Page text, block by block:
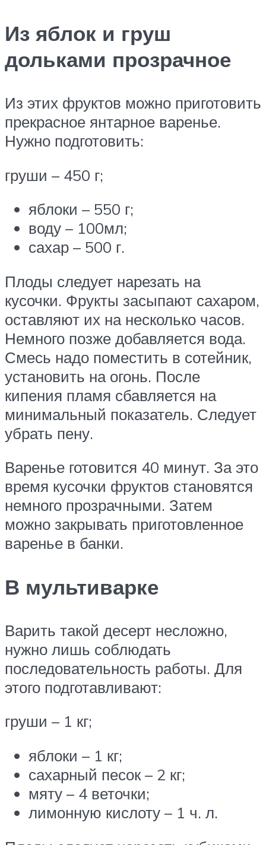
Из яблок и груш
дольками прозрачное
Из этих фруктов можно приготовить
прекрасное янтарное варенье.
Нужно подготовить:
груши – 450 г;
яблоки – 550 г;
воду – 100мл;
сахар – 500 г.
Плоды следует нарезать на
кусочки. Фрукты засыпают сахаром,
оставляют их на несколько часов.
Немного позже добавляется вода.
Смесь надо поместить в сотейник,
установить на огонь. После
кипения пламя сбавляется на
минимальный показатель. Следует
убрать пену.
Варенье готовится 40 минут. За это
время кусочки фруктов становятся
немного прозрачными. Затем
можно закрывать приготовленное
варенье в банки.
В мультиварке
Варить такой десерт несложно,
нужно лишь соблюдать
последовательность работы. Для
этого подготавливают:
груши – 1 кг;
яблоки – 1 кг;
сахарный песок – 2 кг;
мяту – 4 веточки;
лимонную кислоту – 1 ч. л.